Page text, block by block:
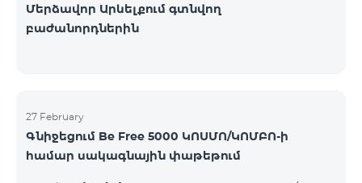
Մերձավոր Արևելքում գտնվող
բաժանորդներին
27 February
Գնիջեցում Be Free 5000 ԿՈՍՄՈ/ԿՈՄԲՈ-ի
համար սակագնային փաթեթում